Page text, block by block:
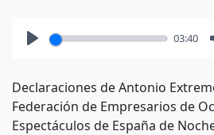
03:40
Declaraciones de Antonio
Federación de Empresarios de
Espectáculos de España de